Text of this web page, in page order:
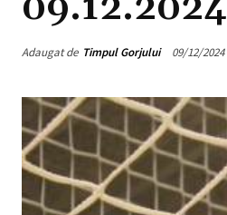
Adaugat de Timpul Gorjului 09/12/2024